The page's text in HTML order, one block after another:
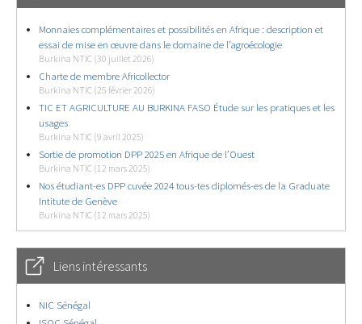
Monnaies complémentaires et possibilités en Afrique : description et
essai de mise en œuvre dans le domaine de l’agroécologie
Burkina NTIC (30 juillet 2026)
Charte de membre Africollector
Burkina NTIC (25 février 2026)
TIC ET AGRICULTURE AU BURKINA FASO Étude sur les pratiques et les
usages
Burkina NTIC (9 avril 2025)
Sortie de promotion DPP 2025 en Afrique de l’Ouest
Burkina NTIC (12 mars 2025)
Nos étudiant-es DPP cuvée 2024 tous-tes diplomés-es de la Graduate
Intitute de Genève
Burkina NTIC (12 mars 2025)
Liens intéressants
NIC Sénégal